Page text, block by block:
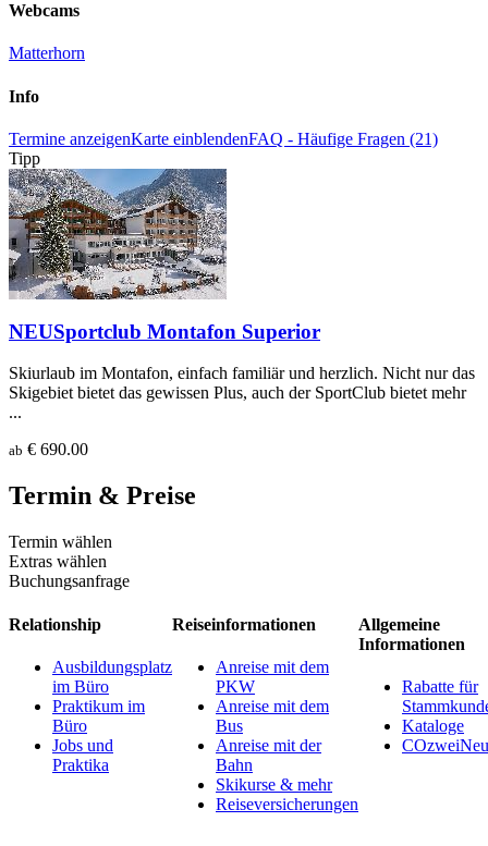
Webcams
Matterhorn
Info
Termine anzeigenKarte einblendenFAQ - Häufige Fragen (21)
Tipp
NEUSportclub Montafon Superior
Skiurlaub im Montafon, einfach familiär und herzlich. Nicht nur das
Skigebiet bietet das gewissen Plus, auch der SportClub bietet mehr
...
ab € 690.00
Termin & Preise
Termin wählen
Extras wählen
Buchungsanfrage
Relationship
Ausbildungsplatz
im Büro
Praktikum im
Büro
Jobs und
Praktika
Reiseinformationen
Anreise mit dem
PKW
Anreise mit dem
Bus
Anreise mit der
Bahn
Skikurse & mehr
Reiseversicherungen
Allgemeine
Informationen
Rabatte für
Kataloge